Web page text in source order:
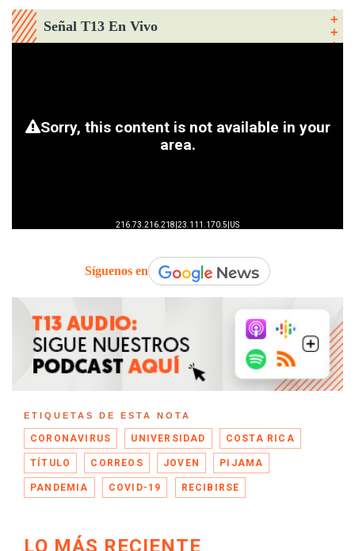
Señal T13 En Vivo
Síguenos en
ETIQUETAS DE ESTA NOTA
CORONAVIRUS UNIVERSIDAD COSTA RICA
TÍTULO CORREOS JOVEN PIJAMA
PANDEMIA COVID-19 RECIBIRSE
LO MÁS RECIENTE